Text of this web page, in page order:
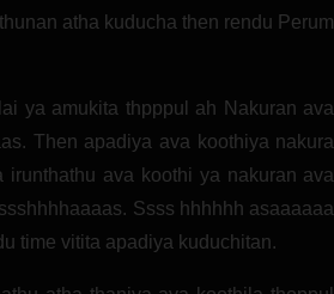
atha kuducha then rendu Perum
ya amukita thpppul ah Nakuran ava
Then apadiya ava koothiya nakura
ava koothi ya nakuran ava
Ssss hhhhhh asaaaaaa
time vitita apadiya kuduchitan.